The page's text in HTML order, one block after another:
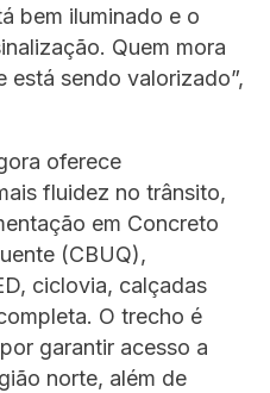
bem iluminado e o
Quem mora
está sendo valorizado”,
oferece
fluidez no trânsito,
em Concreto
(CBUQ),
ciclovia, calçadas
O trecho é
garantir acesso a
norte, além de